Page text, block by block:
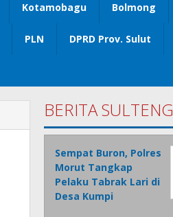
Kotamobagu Bolmong
PLN DPRD Prov. Sulut
BERITA SULTENG
Sempat Buron, Polres
Morut Tangkap
Pelaku Tabrak Lari di
Desa Kumpi